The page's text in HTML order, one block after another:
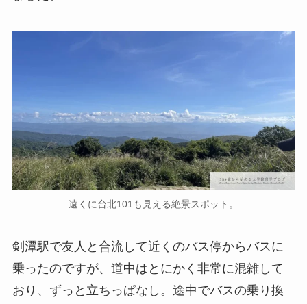
遠くに台北101も見える絶景スポット。
剣潭駅で友人と合流して近くのバス停からバスに
乗ったのですが、道中はとにかく非常に混雑して
おり、ずっと立ちっぱなし。途中でバスの乗り換